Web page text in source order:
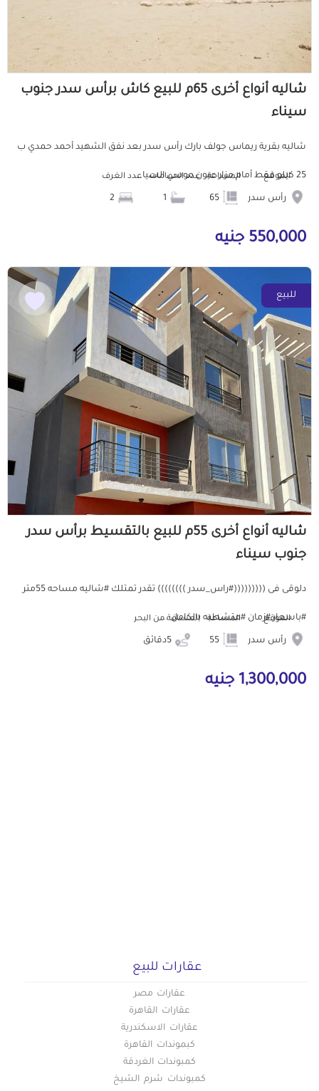
شاليه أنواع أخرى 65م للبيع كاش برأس سدر جنوب
سيناء
شاليه بقرية ريماس جولف بارك رأس سدر بعد نفق الشهيد أحمد حمدي ب
25 كيلو فقط أمام مزار عيون موسي السيا... الموقع
رأس سدر
المساحة
65
عدد الحمامات عدد الغرف
550,000 جنيه
للبيع
شاليه أنواع أخرى 55م للبيع بالتقسيط برأس سدر
جنوب سيناء
دلوقى فى (((((((((#راس_سدر )))))))) تقدر تمتلك #شاليه مساحه 55متر
#باسعار #زمان #متشطبه بالكامل ...
الموقع
رأس سدر
المساحة
55
المسافة من البحر
5دقائق
1,300,000 جنيه
عقارات للبيع
عقارات مصر
عقارات القاهرة
عقارات الاسكندرية
كبموندات القاهرة
كمبوندات الغردقة
كمبوندات شرم الشيخ